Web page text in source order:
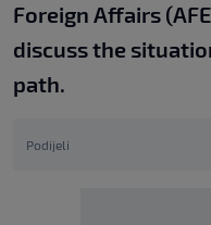
Foreign Affairs
discuss the
path.
Podijeli